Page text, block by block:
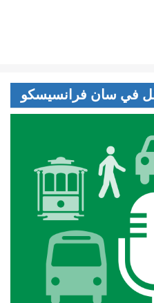
في سان فرانسيسكو